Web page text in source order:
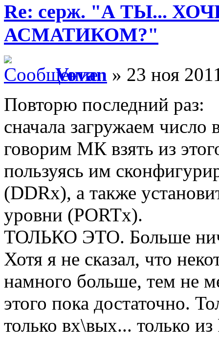
Re: серж. "А ТЫ...
АСМАТИКОМ?"
Vovan » 23 ноя
Повторю последний раз:
сначала загружаем
говорим МК взять из
пользуясь им
(DDRx), а также
уровни (PORTx).
ТОЛЬКО ЭТО. Больше
Хотя я не сказал, что
намного больше, тем не
этого пока достаточно.
только вх\вых... только